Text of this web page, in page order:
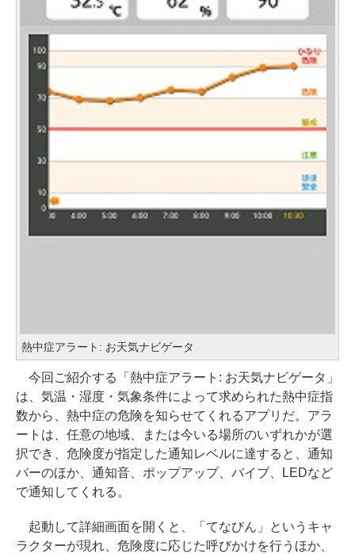
熱中症アラート: お天気ナビゲータ
今回ご紹介する「熱中症アラート: お天気ナビゲータ」
は、気温・湿度・気象条件によって求められた熱中症指
数から、熱中症の危険を知らせてくれるアプリだ。アラ
ートは、任意の地域、または今いる場所のいずれかが選
択でき、危険度が指定した通知レベルに達すると、通知
バーのほか、通知音、ポップアップ、バイブ、LEDなど
で通知してくれる。
起動して詳細画面を開くと、「てなびん」というキャ
ラクターが現れ、危険度に応じた呼びかけを行うほか、